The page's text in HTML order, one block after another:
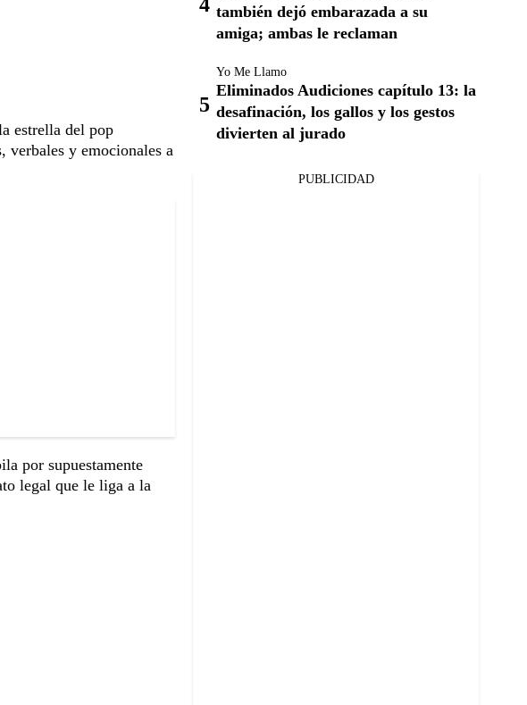
estrella del pop
verbales y emocionales a
por supuestamente
legal que le liga a la
también dejó embarazada a su
amiga; ambas le reclaman
Yo Me Llamo
Eliminados Audiciones capítulo 13: la
desafinación, los gallos y los gestos
divierten al jurado
PUBLICIDAD